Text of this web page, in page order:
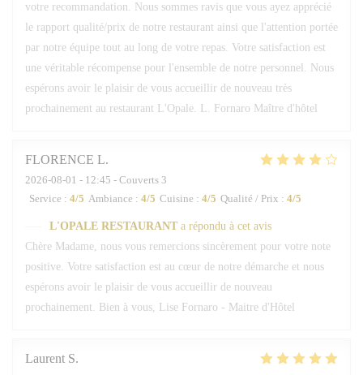
votre recommandation. Nous sommes ravis que vous ayez apprécié
le rapport qualité/prix de notre restaurant ainsi que l'attention portée
par notre équipe tout au long de votre repas. Votre satisfaction est
une véritable récompense pour l'ensemble de notre personnel. Nous
espérons avoir le plaisir de vous accueillir de nouveau très
prochainement au restaurant L'Opale. L. Fornaro Maître d'hôtel
FLORENCE L
2026-08-01 - 12:45 - Couverts 3
Service : 4/5 Ambiance : 4/5 Cuisine : 4/5 Qualité / Prix : 4/5
L'OPALE RESTAURANT a répondu à cet avis
Chère Madame, nous vous remercions sincèrement pour votre note
positive. Votre satisfaction est au cœur de notre démarche et nous
espérons avoir le plaisir de vous accueillir de nouveau
prochainement. Bien à vous, Lise Fornaro - Maitre d'Hôtel
Laurent S